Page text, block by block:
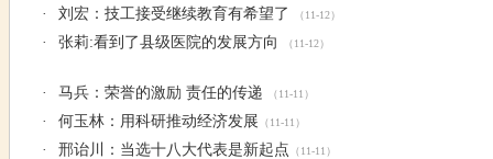
· 刘宏：技工接受继续教育有希望了 （11-12）
· 张莉:看到了县级医院的发展方向 （11-12）
· 马兵：荣誉的激励 责任的传递 （11-11）
· 何玉林：用科研推动经济发展 （11-11）
· 邢诒川：当选十八大代表是新起点 （11-11）